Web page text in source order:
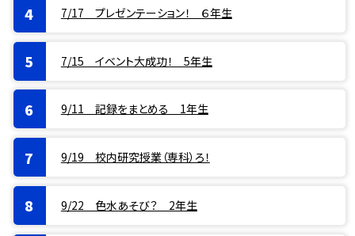
7/17 プレゼンテーション！ ６年生
7/15 イベント大成功！ 5年生
9/11 記録をまとめる 1年生
9/19 校内研究授業（専科）ろ！
9/22 色水あそび？ 2年生